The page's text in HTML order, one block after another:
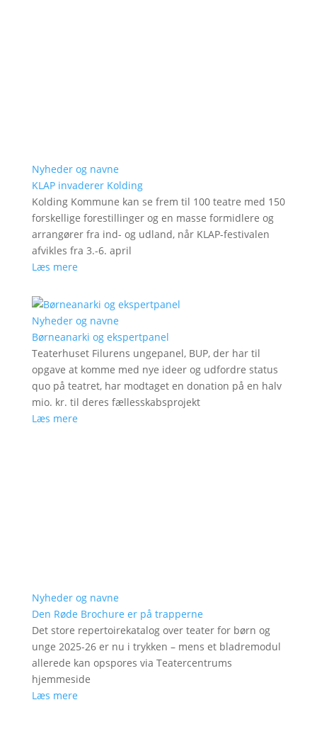
Nyheder og navne
KLAP invaderer Kolding
Kolding Kommune kan se frem til 100 teatre med 150
forskellige forestillinger og en masse formidlere og
arrangører fra ind- og udland, når KLAP-festivalen
afvikles fra 3.-6. april
Læs mere
Nyheder og navne
Børneanarki og ekspertpanel
Teaterhuset Filurens ungepanel, BUP, der har til
opgave at komme med nye ideer og udfordre status
quo på teatret, har modtaget en donation på en halv
mio. kr. til deres fællesskabsprojekt
Læs mere
Nyheder og navne
Den Røde Brochure er på trapperne
Det store repertoirekatalog over teater for børn og
unge 2025-26 er nu i trykken – mens et bladremodul
allerede kan opspores via Teatercentrums
hjemmeside
Læs mere